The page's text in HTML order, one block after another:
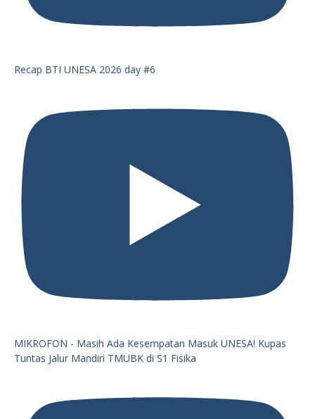
Recap BTI UNESA 2026 day #6
MIKROFON - Masih Ada Kesempatan Masuk UNESA! Kupas
Tuntas Jalur Mandiri TMUBK di S1 Fisika